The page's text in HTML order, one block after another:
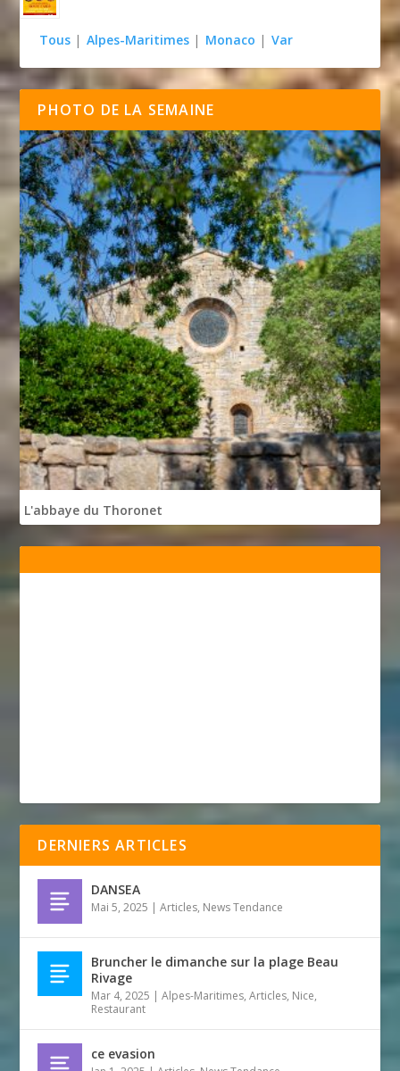
Tous | Alpes-Maritimes | Monaco | Var
PHOTO DE LA SEMAINE
L'abbaye du Thoronet
DERNIERS ARTICLES
DANSEA
Mai 5, 2025 |Articles, News Tendance
Bruncher le dimanche sur la plage Beau
Rivage
Mar 4, 2025 |Alpes-Maritimes,Articles, Nice,
Restaurant
ce evasion